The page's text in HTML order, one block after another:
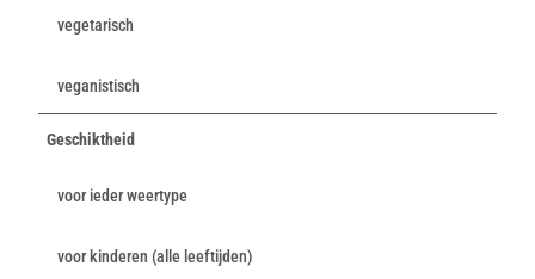
vegetarisch
veganistisch
Geschiktheid
voor ieder weertype
voor kinderen (alle leeftijden)